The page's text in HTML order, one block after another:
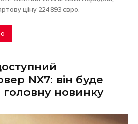
ціну 224 893 євро.
NX7: він буде
новинку